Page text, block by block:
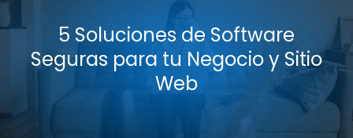
5 Soluciones de Software
Seguras para tu Negocio y Sitio
Web